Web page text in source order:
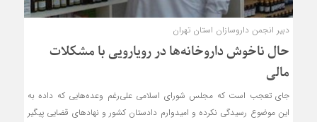
دبیر انجمن داروسازان استان تهران
حال ناخوش داروخانه‌ها در رویارویی با مشکلات
مالی
جای تعجب است که مجلس شورای اسلامی علی‌رغم وعده‌هایی که داده به
این موضوع رسیدگی نکرده و امیدوارم دادستان کشور و نهادهای قضایی پیگیر